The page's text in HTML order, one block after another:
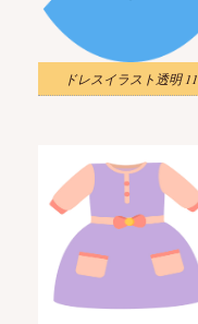
ドレスイラスト透明 11